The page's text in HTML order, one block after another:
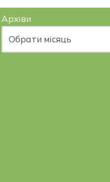
Архіви